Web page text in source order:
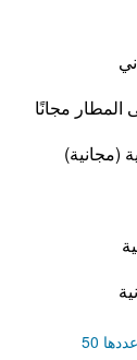
المطار مجانًا
(مجانية)
50